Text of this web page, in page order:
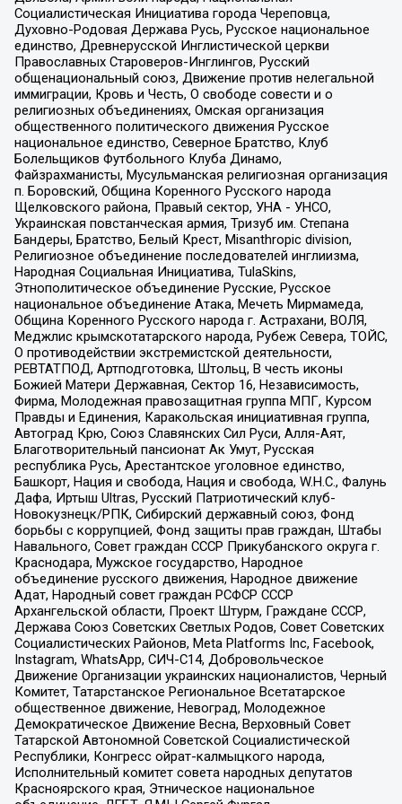
Социалистическая Инициатива города Череповца,
Духовно-Родовая Держава Русь, Русское национальное
единство, Древнерусской Инглистической церкви
Православных Староверов-Инглингов, Русский
общенациональный союз, Движение против нелегальной
иммиграции, Кровь и Честь, О свободе совести и о
религиозных объединениях, Омская организация
общественного политического движения Русское
национальное единство, Северное Братство, Клуб
Болельщиков Футбольного Клуба Динамо,
Файзрахманисты, Мусульманская религиозная организация
п. Боровский, Община Коренного Русского народа
Щелковского района, Правый сектор, УНА - УНСО,
Украинская повстанческая армия, Тризуб им. Степана
Бандеры, Братство, Белый Крест, Misanthropic division,
Религиозное объединение последователей инглиизма,
Народная Социальная Инициатива, TulaSkins,
Этнополитическое объединение Русские, Русское
национальное объединение Атака, Мечеть Мирмамеда,
Община Коренного Русского народа г. Астрахани, ВОЛЯ,
Меджлис крымскотатарского народа, Рубеж Севера, ТОЙС,
О противодействии экстремистской деятельности,
РЕВТАТПОД, Артподготовка, Штольц, В честь иконы
Божией Матери Державная, Сектор 16, Независимость,
Фирма, Молодежная правозащитная группа МПГ, Курсом
Правды и Единения, Каракольская инициативная группа,
Автоград Крю, Союз Славянских Сил Руси, Алля-Аят,
Благотворительный пансионат Ак Умут, Русская
республика Русь, Арестантское уголовное единство,
Башкорт, Нация и свобода, Нация и свобода, W.H.С., Фалунь
Дафа, Иртыш Ultras, Русский Патриотический клуб-
Новокузнецк/РПК, Сибирский державный союз, Фонд
борьбы с коррупцией, Фонд защиты прав граждан, Штабы
Навального, Совет граждан СССР Прикубанского округа г.
Краснодара, Мужское государство, Народное
объединение русского движения, Народное движение
Адат, Народный совет граждан РСФСР СССР
Архангельской области, Проект Штурм, Граждане СССР,
Держава Союз Советских Светлых Родов, Совет Советских
Социалистических Районов, Meta Platforms Inc, Facebook,
Instagram, WhatsApp, СИЧ-С14, Добровольческое
Движение Организации украинских националистов, Черный
Комитет, Татарстанское Региональное Всетатарское
общественное движение, Невоград, Молодежное
Демократическое Движение Весна, Верховный Совет
Татарской Автономной Советской Социалистической
Республики, Конгресс ойрат-калмыцкого народа,
Исполнительный комитет совета народных депутатов
Красноярского края, Этническое национальное